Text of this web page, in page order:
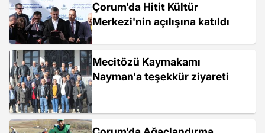
Çorum'da Hitit Kültür
Merkezi'nin açılışına katıldı
Mecitözü Kaymakamı
Nayman'a teşekkür ziyareti